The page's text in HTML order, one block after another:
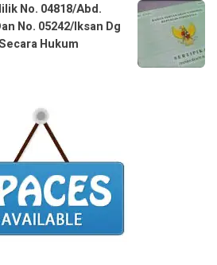
No. 04818/Abd.
No. 05242/Iksan Dg
Hukum